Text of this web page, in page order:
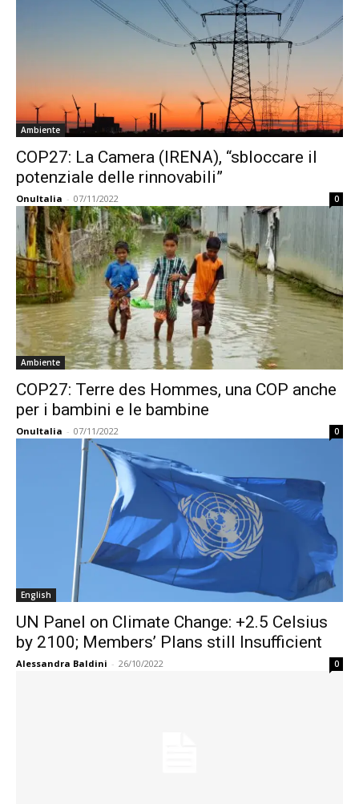
Ambiente
COP27: La Camera (IRENA), “sbloccare il
potenziale delle rinnovabili”
OnuItalia - 07/11/2022 0
Ambiente
COP27: Terre des Hommes, una COP anche
per i bambini e le bambine
OnuItalia - 07/11/2022 0
English
UN Panel on Climate Change: +2.5 Celsius
by 2100; Members’ Plans still Insufficient
Alessandra Baldini - 26/10/2022 0